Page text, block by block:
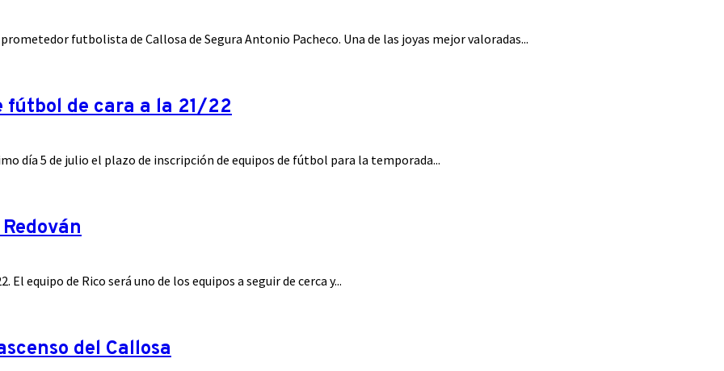
futbolista de Callosa de Segura Antonio Pacheco. Una de las joyas mejor valoradas...
fútbol de cara a la 21/22
día 5 de julio el plazo de inscripción de equipos de fútbol para la temporada...
equipo de Rico será uno de los equipos a seguir de cerca y...
del Callosa